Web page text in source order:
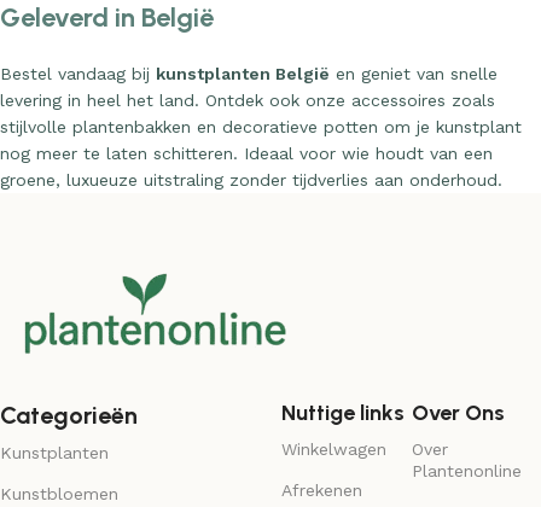
Geleverd in België
Bestel vandaag bij kunstplanten België en geniet van snelle
levering in heel het land. Ontdek ook onze accessoires zoals
stijlvolle plantenbakken en decoratieve potten om je kunstplant
nog meer te laten schitteren. Ideaal voor wie houdt van een
groene, luxueuze uitstraling zonder tijdverlies aan onderhoud.
Categorieën
Kunstplanten
Kunstbloemen
Nuttige links
Winkelwagen
Afrekenen
Over Ons
Over
Plantenonline